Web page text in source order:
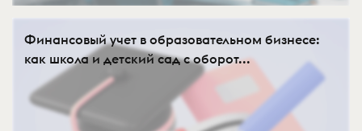
Финансовый учет в образовательном бизнесе:
как школа и детский сад с оборот...